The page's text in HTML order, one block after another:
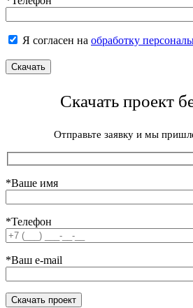
Я согласен на обработку
Скачать проект
Отправьте заявку и мы
*Ваше имя
*Телефон
*Ваш e-mail